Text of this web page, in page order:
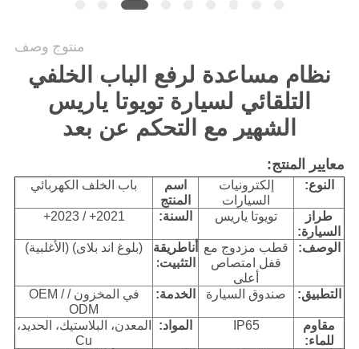
منتوج وصف
نظام مساعدة لرفع الباب الخلفي
التلقائي لسيارة تويوتا ياريس
الشهير مع التحكم عن بعد
معايير المنتج:
النوع:
إلكترونيات
السيارات
اسم
المنتج
باب الخلف الكهربائي
طراز
السيارة:
تويوتا ياريس السنة: 2021+ / 2023+
الوصف:
قطب مزدوج مع
قفل امتصاص
أعلى
أناطريقة
التثبيت:
(بلوغ اند بلاى) (الأغلبية)
التطبيق: صندوق السيارة الخدمة:
في المخزون / OEM /
ODM
مقاوم
للماء:
IP65 المواد:
المعدن، البلاستيك، الحديد،
Cu